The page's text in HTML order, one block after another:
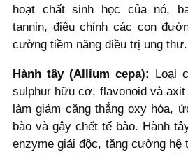
hoạt chất sinh học của nó,
tannin, điều chỉnh các con
cường tiềm năng điều trị ung thư.
Hành tây (Allium cepa): Loại
sulphur hữu cơ, flavonoid và
làm giảm căng thẳng oxy hóa,
bào và gây chết tế bào. Hành
enzyme giải độc, tăng cường hệ